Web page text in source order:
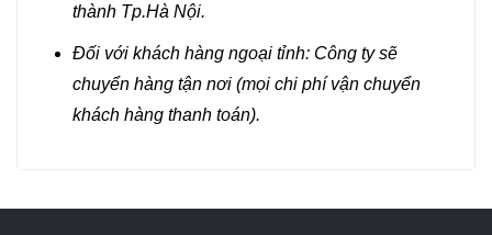
thành Tp.Hà Nội.
Đối với khách hàng ngoại tỉnh: Công ty sẽ
chuyển hàng tận nơi (mọi chi phí vận chuyển
khách hàng thanh toán).